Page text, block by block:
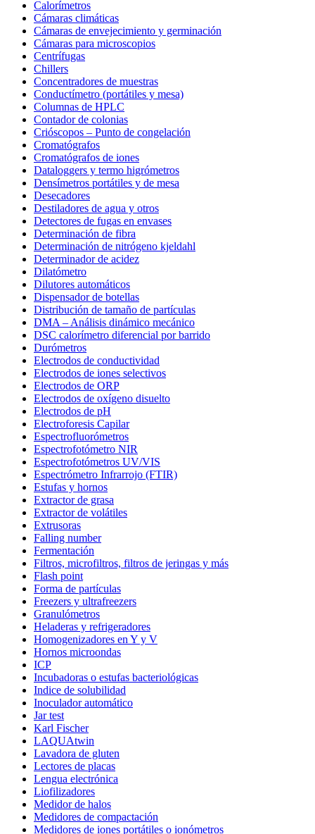
Calorímetros
Cámaras climáticas
Cámaras de envejecimiento y germinación
Cámaras para microscopios
Centrífugas
Chillers
Concentradores de muestras
Conductímetro (portátiles y mesa)
Columnas de HPLC
Contador de colonias
Crióscopos – Punto de congelación
Cromatógrafos
Cromatógrafos de iones
Dataloggers y termo higrómetros
Densímetros portátiles y de mesa
Desecadores
Destiladores de agua y otros
Detectores de fugas en envases
Determinación de fibra
Determinación de nitrógeno kjeldahl
Determinador de acidez
Dilatómetro
Dilutores automáticos
Dispensador de botellas
Distribución de tamaño de partículas
DMA – Análisis dinámico mecánico
DSC calorímetro diferencial por barrido
Durómetros
Electrodos de conductividad
Electrodos de iones selectivos
Electrodos de ORP
Electrodos de oxígeno disuelto
Electrodos de pH
Electroforesis Capilar
Espectrofluorómetros
Espectrofotómetro NIR
Espectrofotómetros UV/VIS
Espectrómetro Infrarrojo (FTIR)
Estufas y hornos
Extractor de grasa
Extractor de volátiles
Extrusoras
Falling number
Fermentación
Filtros, microfiltros, filtros de jeringas y más
Flash point
Forma de partículas
Freezers y ultrafreezers
Granulómetros
Heladeras y refrigeradores
Homogenizadores en Y y V
Hornos microondas
ICP
Incubadoras o estufas bacteriológicas
Indice de solubilidad
Inoculador automático
Jar test
Karl Fischer
LAQUAtwin
Lavadora de gluten
Lectores de placas
Lengua electrónica
Liofilizadores
Medidor de halos
Medidores de compactación
Medidores de iones portátiles o ionómetros